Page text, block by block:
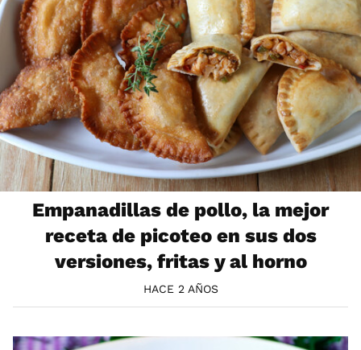
Empanadillas de pollo, la mejor
receta de picoteo en sus dos
versiones, fritas y al horno
HACE 2 AÑOS